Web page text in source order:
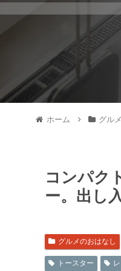
ホーム グル
コンパク
ー。出し
グルメのおはなし
トースター